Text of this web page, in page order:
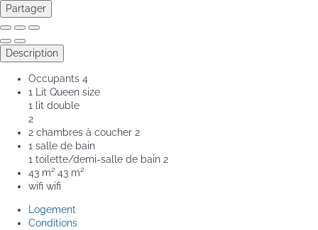
Partager
Description
Occupants 4
1 Lit Queen size
1 lit double
2
2 chambres à coucher 2
1 salle de bain
1 toilette/demi-salle de bain 2
43 m² 43 m²
wifi wifi
Logement
Conditions